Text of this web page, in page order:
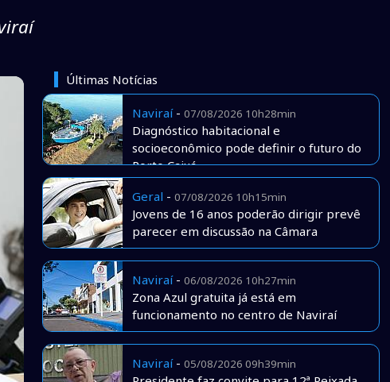
Últimas Notícias
Naviraí- 07/08/2026 10h28min
Diagnóstico habitacional e
socioeconômico pode definir o futuro do
Porto Caiuá
Geral - 07/08/2026 10h15min
Jovens de 16 anos poderão dirigir prevê
parecer em discussão na Câmara
Naviraí- 06/08/2026 10h27min
Zona Azul gratuita já está em
funcionamento no centro de Naviraí
Naviraí- 05/08/2026 09h39min